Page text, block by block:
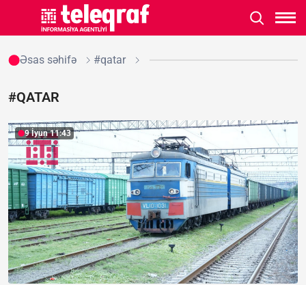
Əsas səhifə #qatar
#QATAR
9 İyun 11:43